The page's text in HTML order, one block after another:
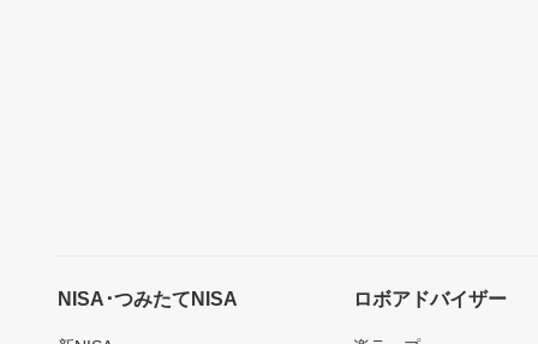
NISA･つみたてNISA ロボアドバイザー